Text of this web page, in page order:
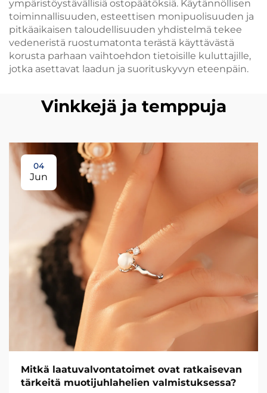
ympäristöystävällisiä ostopäätöksiä. Käytännöllisen
toiminnallisuuden, esteettisen monipuolisuuden ja
pitkäaikaisen taloudellisuuden yhdistelmä tekee
vedeneristä ruostumatonta terästä käyttävästä
korusta parhaan vaihtoehdon tietoisille kuluttajille,
jotka asettavat laadun ja suorituskyvyn eteenpäin.
Vinkkejä ja temppuja
04
Jun
Mitkä laatuvalvontatoimet ovat ratkaisevan
tärkeitä muotijuhlahelien valmistuksessa?